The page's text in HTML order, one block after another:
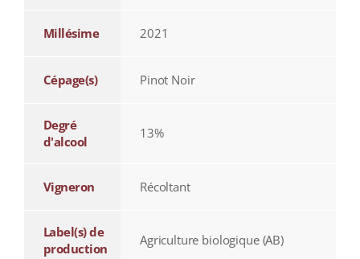
Millésime 2021
Cépage(s) Pinot Noir
Degré
d'alcool
13%
Vigneron Récoltant
Label(s) de
production
Agriculture biologique (AB)